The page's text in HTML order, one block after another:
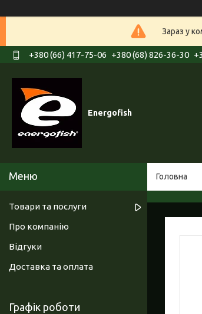
Зараз у
+380 (66) 417-75-06 +380 (68) 826-36-30
Energofish
Головна
Товари та послуги
Про компанію
Відгуки
Доставка та оплата
Графік роботи